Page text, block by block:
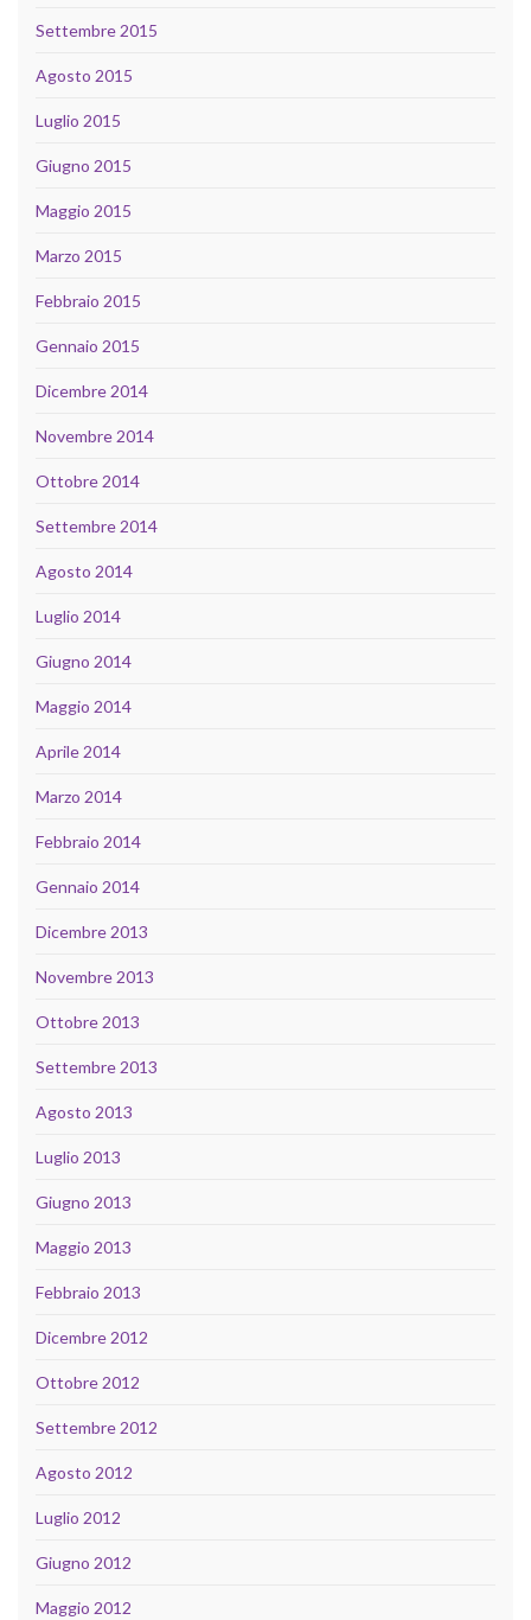
Settembre 2015
Agosto 2015
Luglio 2015
Giugno 2015
Maggio 2015
Marzo 2015
Febbraio 2015
Gennaio 2015
Dicembre 2014
Novembre 2014
Ottobre 2014
Settembre 2014
Agosto 2014
Luglio 2014
Giugno 2014
Maggio 2014
Aprile 2014
Marzo 2014
Febbraio 2014
Gennaio 2014
Dicembre 2013
Novembre 2013
Ottobre 2013
Settembre 2013
Agosto 2013
Luglio 2013
Giugno 2013
Maggio 2013
Febbraio 2013
Dicembre 2012
Ottobre 2012
Settembre 2012
Agosto 2012
Luglio 2012
Giugno 2012
Maggio 2012